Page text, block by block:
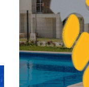
No incrementaremos